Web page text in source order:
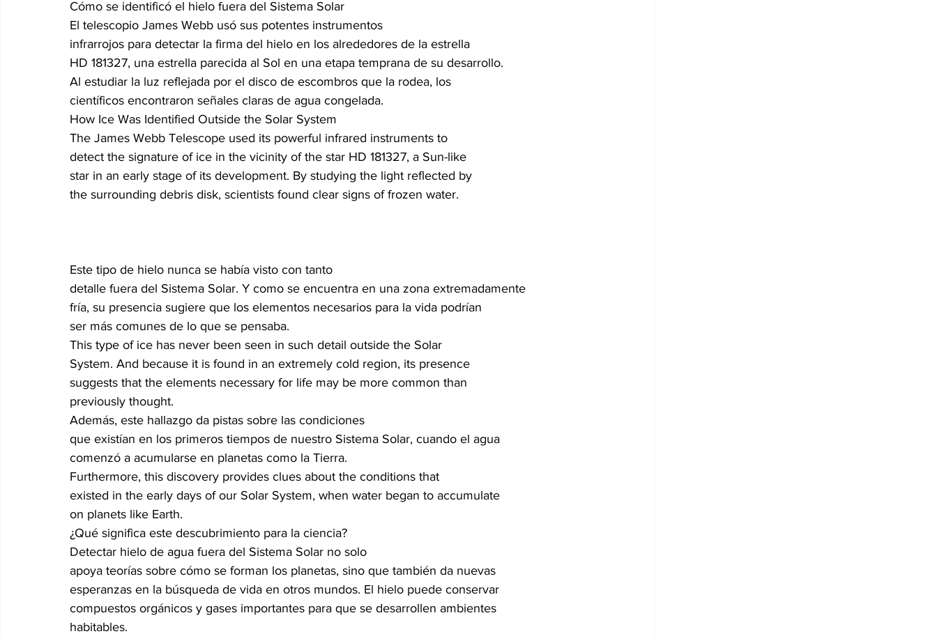
Cómo se identificó el hielo fuera del Sistema Solar
El telescopio James Webb usó sus potentes instrumentos
infrarrojos para detectar la firma del hielo en los alrededores de la estrella
HD 181327, una estrella parecida al Sol en una etapa temprana de su desarrollo.
Al estudiar la luz reflejada por el disco de escombros que la rodea, los
científicos encontraron señales claras de agua congelada.
How Ice Was Identified Outside the Solar System
The James Webb Telescope used its powerful infrared instruments to
detect the signature of ice in the vicinity of the star HD 181327, a Sun-like
star in an early stage of its development. By studying the light reflected by
the surrounding debris disk, scientists found clear signs of frozen water.
Este tipo de hielo nunca se había visto con tanto
detalle fuera del Sistema Solar. Y como se encuentra en una zona extremadamente
fría, su presencia sugiere que los elementos necesarios para la vida podrían
ser más comunes de lo que se pensaba.
This type of ice has never been seen in such detail outside the Solar
System. And because it is found in an extremely cold region, its presence
suggests that the elements necessary for life may be more common than
previously thought.
Además, este hallazgo da pistas sobre las condiciones
que existían en los primeros tiempos de nuestro Sistema Solar, cuando el agua
comenzó a acumularse en planetas como la Tierra.
Furthermore, this discovery provides clues about the conditions that
existed in the early days of our Solar System, when water began to accumulate
on planets like Earth.
¿Qué significa este descubrimiento para la ciencia?
Detectar hielo de agua fuera del Sistema Solar no solo
apoya teorías sobre cómo se forman los planetas, sino que también da nuevas
esperanzas en la búsqueda de vida en otros mundos. El hielo puede conservar
compuestos orgánicos y gases importantes para que se desarrollen ambientes
habitables.